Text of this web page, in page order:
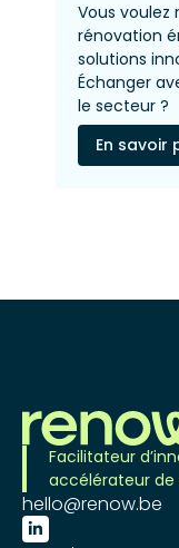
Vous voulez
rénovation
solutions
Échanger
le secteur ?
En savoir
Facilitateur
accélérateur de
hello@renow.be
